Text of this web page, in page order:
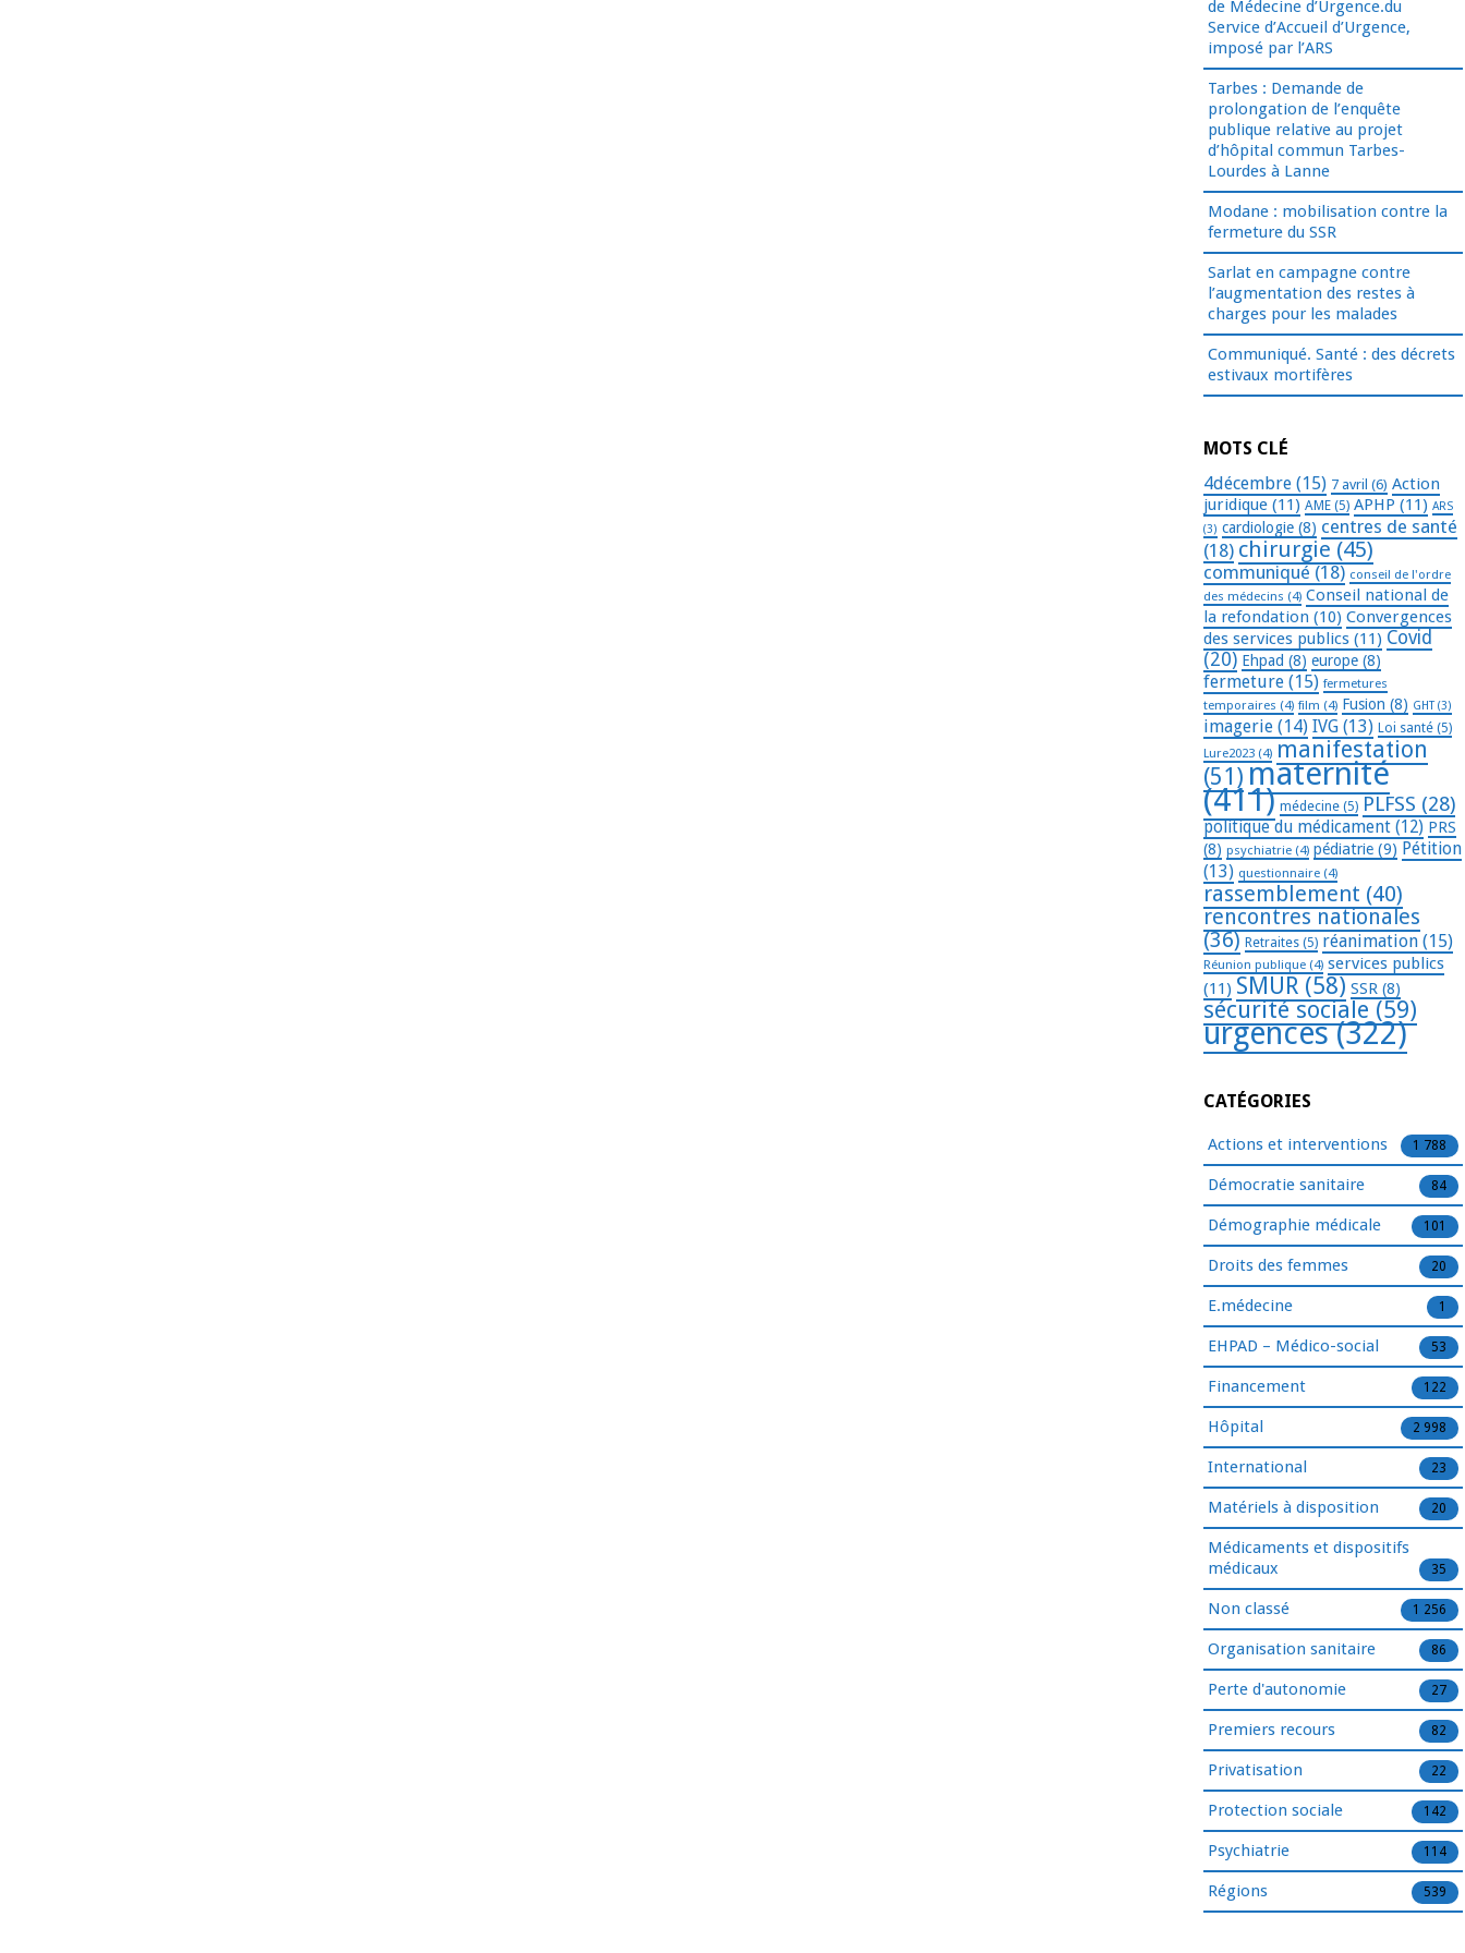
de Médecine d’Urgence.du
Service d’Accueil d’Urgence,
imposé par l’ARS
Tarbes : Demande de
prolongation de l’enquête
publique relative au projet
d’hôpital commun Tarbes-
Lourdes à Lanne
Modane : mobilisation contre la
fermeture du SSR
Sarlat en campagne contre
l’augmentation des restes à
charges pour les malades
Communiqué. Santé : des décrets
estivaux mortifères
MOTS CLÉ
4décembre (15) 7 avril (6) Action
juridique (11) AME (5) APHP (11) ARS
(3) cardiologie (8) centres de santé
(18) chirurgie (45)
communiqué (18) conseil de l'ordre
des médecins (4) Conseil national de
la refondation (10) Convergences
des services publics (11) Covid
(20) Ehpad (8) europe (8)
fermeture (15) fermetures
temporaires (4) film (4) Fusion (8) GHT(3)
imagerie (14) IVG (13) Loi santé (5)
Lure2023 (4) manifestation
(51) maternité
(411) médecine (5) PLFSS (28)
politique du médicament (12) PRS
(8) psychiatrie (4) pédiatrie (9) Pétition
(13) questionnaire (4)
rassemblement (40)
rencontres nationales
(36) Retraites (5) réanimation (15)
Réunion publique (4) services publics
(11) SMUR (58) SSR (8)
sécurité sociale (59)
urgences(322)
CATÉGORIES
Actions et interventions 1 788
Démocratie sanitaire 84
Démographie médicale 101
Droits des femmes 20
E.médecine 1
EHPAD – Médico-social 53
Financement 122
Hôpital 2 998
International 23
Matériels à disposition 20
Médicaments et dispositifs
médicaux
35
Non classé 1 256
Organisation sanitaire 86
Perte d'autonomie 27
Premiers recours 82
Privatisation 22
Protection sociale 142
Psychiatrie 114
Régions 539